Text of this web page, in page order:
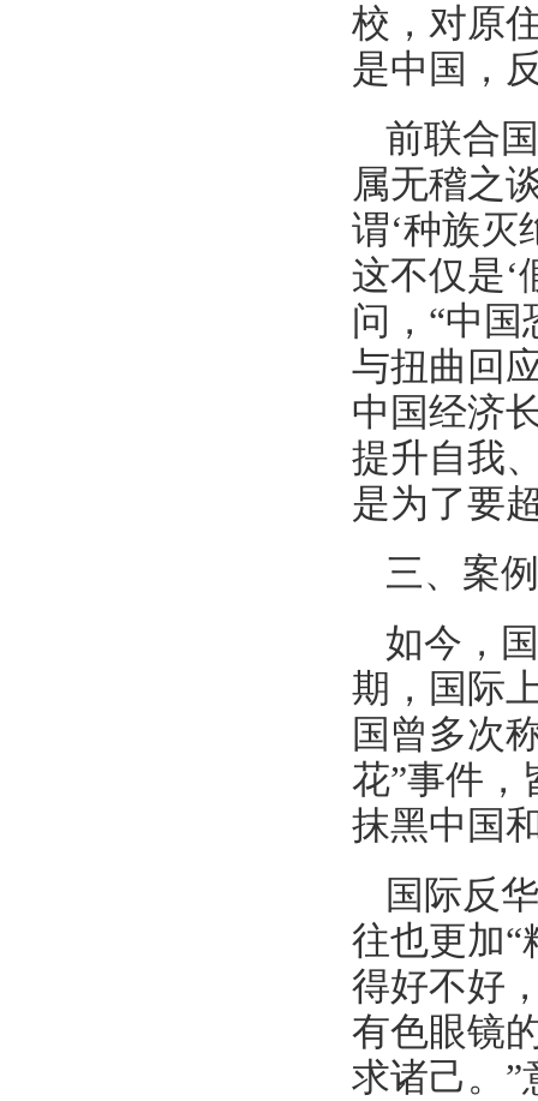
校，对原
是中国，
前联合
属无稽之
谓‘种族灭
这不仅是‘
问，“中
与扭曲回
中国经济
提升自我
是为了要
三、案
如今，
期，国际
国曾多次
花”事件，
抹黑中国
国际反
往也更加“
得好不好
有色眼镜
求诸己。”